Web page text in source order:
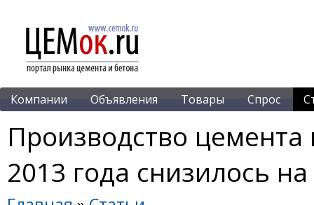
Компании Объявления Товары Спрос
Производство
2013 года снизилось